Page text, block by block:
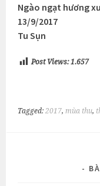
Ngào ngạt hương
13/9/2017
Tu Sụn
Post Views: 1.657
Tagged:2017,mùa thu,